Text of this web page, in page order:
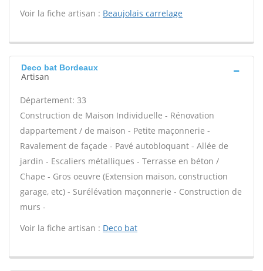
Voir la fiche artisan : Beaujolais carrelage
Deco bat Bordeaux
Artisan
Département: 33
Construction de Maison Individuelle - Rénovation
dappartement / de maison - Petite maçonnerie -
Ravalement de façade - Pavé autobloquant - Allée de
jardin - Escaliers métalliques - Terrasse en béton /
Chape - Gros oeuvre (Extension maison, construction
garage, etc) - Surélévation maçonnerie - Construction de
murs -
Voir la fiche artisan : Deco bat